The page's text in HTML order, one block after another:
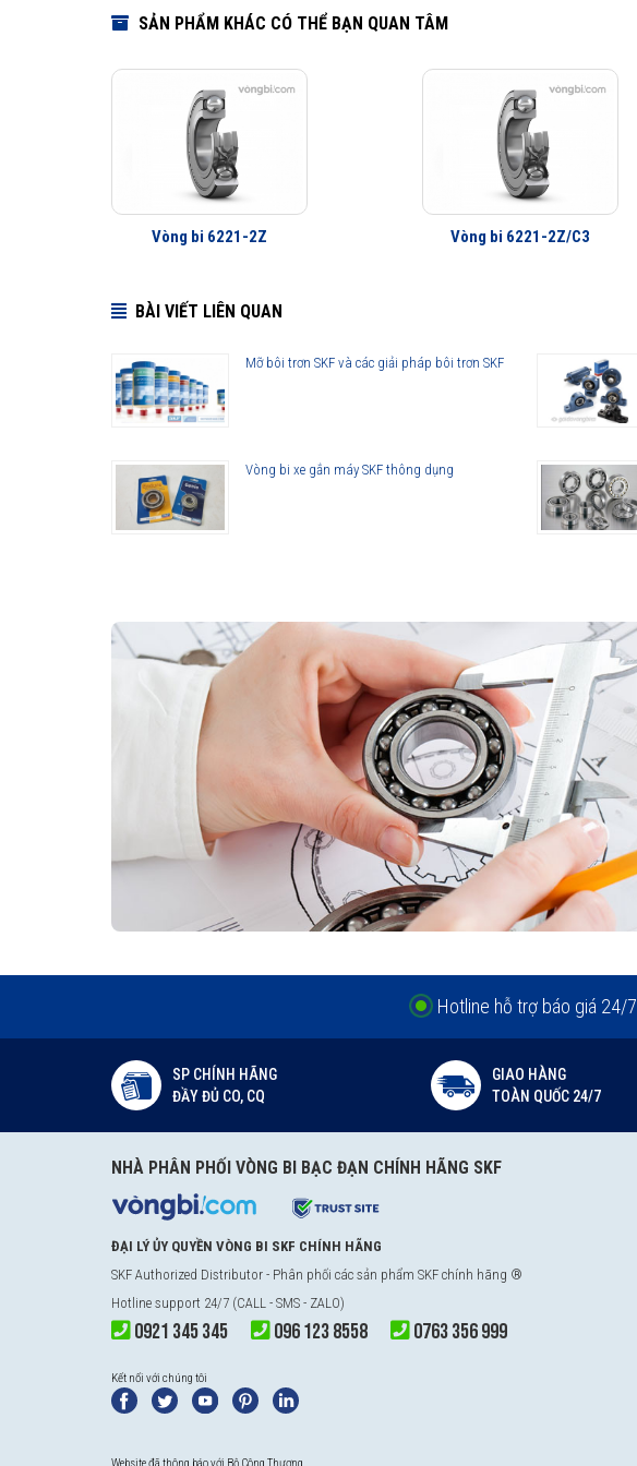
SẢN PHẨM KHÁC CÓ THỂ BẠN QUAN TÂM
Vòng bi 6221-2Z Vòng bi 6221-2Z/C3
BÀI VIẾT LIÊN QUAN
Mỡ bôi trơn SKF và các giải pháp bôi trơn SKF
Vòng bi xe gắn máy SKF thông dụng
Hotline hỗ trợ báo giá 24/7
SP CHÍNH HÃNG
ĐẦY ĐỦ CO, CQ
GIAO HÀNG
TOÀN QUỐC 24/7
NHÀ PHÂN PHỐI VÒNG BI BẠC ĐẠN CHÍNH HÃNG SKF
ĐẠI LÝ ỦY QUYỀN VÒNG BI SKF CHÍNH HÃNG
SKF Authorized Distributor - Phân phối các sản phẩm SKF chính hãng ®
Hotline support 24/7 (CALL - SMS - ZALO)
0921 345 345 096 123 8558 0763 356 999
Kết nối với chúng tôi